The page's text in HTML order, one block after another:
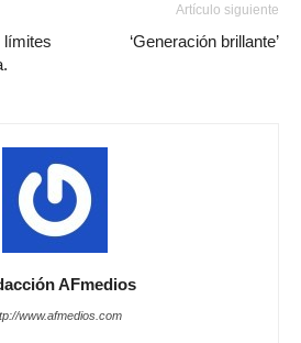
límites
Artículo siguiente
‘Generación brillante’
AFmedios
www.afmedios.com